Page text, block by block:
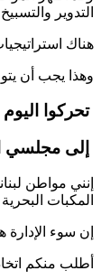
التدوير والتسبيخ يخلق
هناك
وهذا يجب أن
تحركوا اليوم و #اوقوهم
إنني مواطن
المكبات
إن سوء
:أطلب منكم